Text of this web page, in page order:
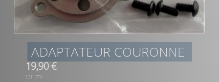
ADAPTATEUR COURONNE
19,90 €
13117TX